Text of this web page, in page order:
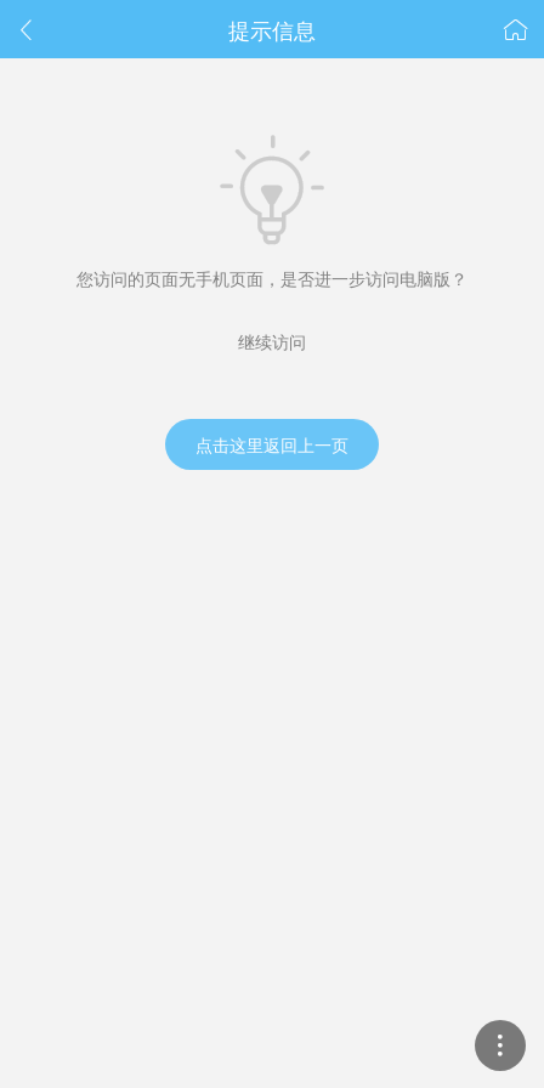
 
提示信息

您访问的页面无手机页面，是否进一步访问电脑版？
继续访问
点击这里返回上一页